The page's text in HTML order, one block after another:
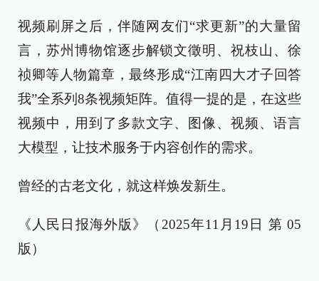
视频刷屏之后，伴随网友们“求更新”的大量留
言，苏州博物馆逐步解锁文徵明、祝枝山、徐
祯卿等人物篇章，最终形成“江南四大才子回答
我”全系列8条视频矩阵。值得一提的是，在这些
视频中，用到了多款文字、图像、视频、语言
大模型，让技术服务于内容创作的需求。
曾经的古老文化，就这样焕发新生。
《人民日报海外版》（2025年11月19日 第 05
版）